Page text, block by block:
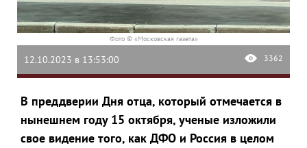
Фото © «Московская газета»
12.10.2023 в 13:53:00 3362
В преддверии Дня отца, который отмечается в
нынешнем году 15 октября, ученые изложили
свое видение того, как ДФО и Россия в целом